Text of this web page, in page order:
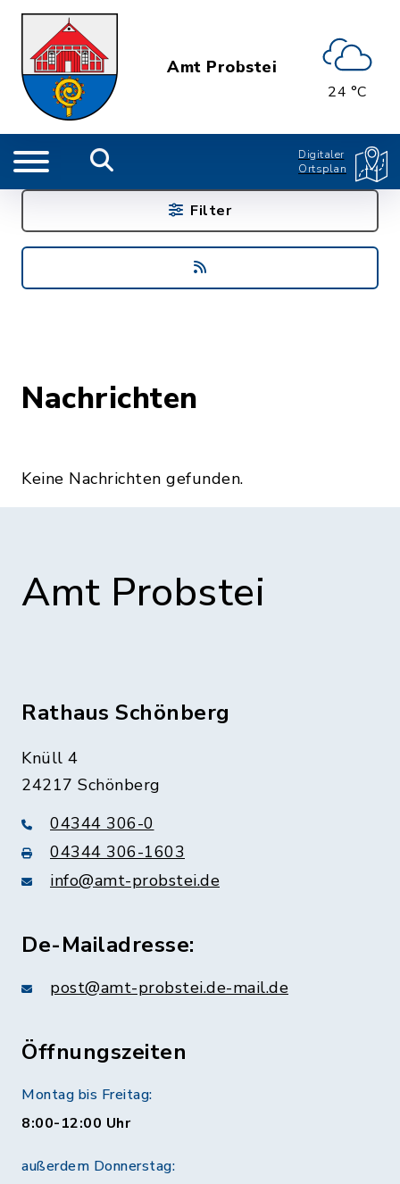
Amt Probstei
24 °C
Digitaler
Ortsplan
Nachrichten
Keine Nachrichten gefunden.
Filter
Amt Probstei
Rathaus Schönberg
Knüll 4
24217 Schönberg
04344 306-0
04344 306-1603
info@amt-probstei.de
De-Mailadresse:
post@amt-probstei.de-mail.de
Öffnungszeiten
Montag bis Freitag:
8:00-12:00 Uhr
außerdem Donnerstag: